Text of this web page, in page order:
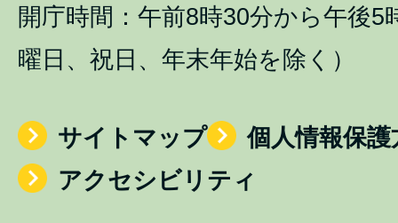
開庁時間：午前8時30分から午後5
曜日、祝日、年末年始を除く）
サイトマップ
個人情報保護
アクセシビリティ